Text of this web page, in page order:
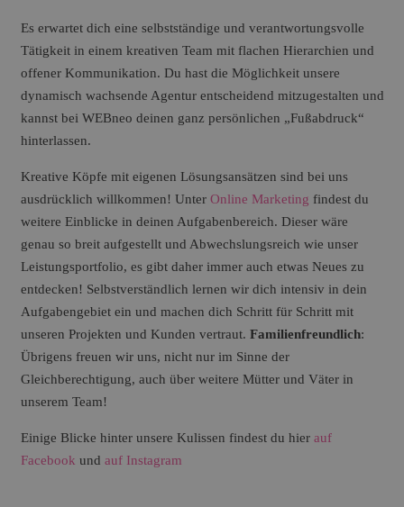
Es erwartet dich eine selbstständige und verantwortungsvolle
Tätigkeit in einem kreativen Team mit flachen Hierarchien und
offener Kommunikation. Du hast die Möglichkeit unsere
dynamisch wachsende Agentur entscheidend mitzugestalten und
kannst bei WEBneo deinen ganz persönlichen „Fußabdruck“
hinterlassen.
Kreative Köpfe mit eigenen Lösungsansätzen sind bei uns
ausdrücklich willkommen! Unter Online Marketing findest du
weitere Einblicke in deinen Aufgabenbereich. Dieser wäre
genau so breit aufgestellt und Abwechslungsreich wie unser
Leistungsportfolio, es gibt daher immer auch etwas Neues zu
entdecken! Selbstverständlich lernen wir dich intensiv in dein
Aufgabengebiet ein und machen dich Schritt für Schritt mit
unseren Projekten und Kunden vertraut. Familienfreundlich:
Übrigens freuen wir uns, nicht nur im Sinne der
Gleichberechtigung, auch über weitere Mütter und Väter in
unserem Team!
Einige Blicke hinter unsere Kulissen findest du hierauf
Facebook und auf Instagram